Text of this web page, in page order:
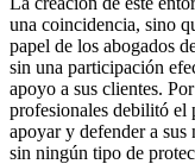
una coincidencia, sino
papel de los abogados
sin una participación
apoyo a sus clientes.
profesionales debilitó el
apoyar y defender a sus
sin ningún tipo de